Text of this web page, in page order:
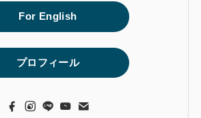
For English
プロフィール